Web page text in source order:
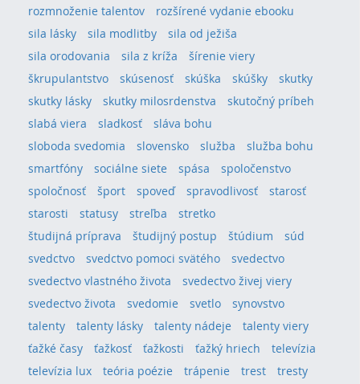
rozmnoženie talentov
rozšírené vydanie ebooku
sila lásky
sila modlitby
sila od ježiša
sila orodovania
sila z kríža
šírenie viery
škrupulantstvo
skúsenosť skúška skúšky
skutky
skutky lásky
skutky milosrdenstva
skutočný príbeh
slabá viera
sladkosť
sláva bohu
sloboda svedomia
slovensko služba
služba bohu
smartfóny
sociálne siete spása
spoločenstvo
spoločnosť
šport spoveď spravodlivosť
starosť
starosti
statusy streľba
stretko
študijná príprava
študijný postup štúdium
súd
svedctvo
svedctvo pomoci svätého
svedectvo
svedectvo vlastného života
svedectvo živej viery
svedectvo života
svedomie svetlo
synovstvo
talenty
talenty lásky talenty nádeje
talenty viery
ťažké časy
ťažkosť ťažkosti ťažký hriech
televízia
televízia lux
teória poézie trápenie trest
tresty